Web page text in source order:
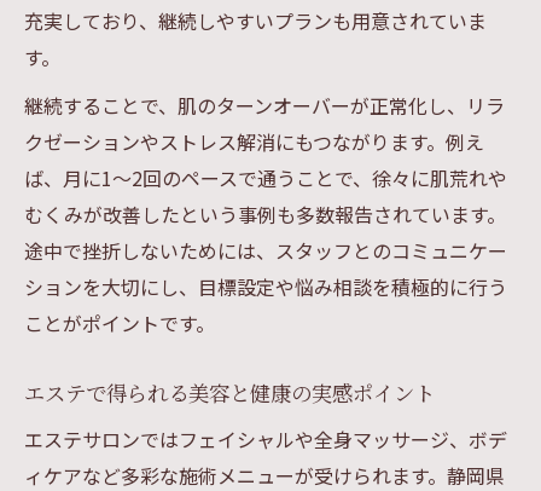
充実しており、継続しやすいプランも用意されていま
す。
継続することで、肌のターンオーバーが正常化し、リラ
クゼーションやストレス解消にもつながります。例え
ば、月に1～2回のペースで通うことで、徐々に肌荒れや
むくみが改善したという事例も多数報告されています。
途中で挫折しないためには、スタッフとのコミュニケー
ションを大切にし、目標設定や悩み相談を積極的に行う
ことがポイントです。
エステで得られる美容と健康の実感ポイント
エステサロンではフェイシャルや全身マッサージ、ボデ
ィケアなど多彩な施術メニューが受けられます。静岡県